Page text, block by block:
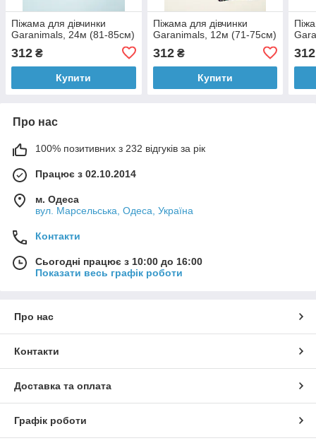
Піжама для дівчинки
Garanimals, 24м (81-85см)
312 ₴
Купити
Піжама для дівчинки
Garanimals, 12м (71-75см)
312₴
Купити
312
Про нас
100% позитивних з 232 відгуків за рік
Працює з 02.10.2014
м. Одеса
вул. Марсельська, Одеса, Україна
Контакти
Сьогодні працює з 10:00 до 16:00
Показати весь графік роботи
Про нас
Контакти
Доставка та оплата
Графік роботи